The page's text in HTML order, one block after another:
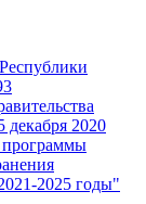
2020
2025 годы"